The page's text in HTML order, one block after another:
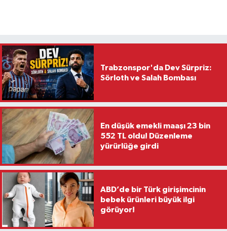
Trabzonspor'da Dev Sürpriz:
Sörloth ve Salah Bombası
En düşük emekli maaşı 23 bin
552 TL oldu! Düzenleme
yürürlüğe girdi
ABD’de bir Türk girişimcinin
bebek ürünleri büyük ilgi
görüyor!